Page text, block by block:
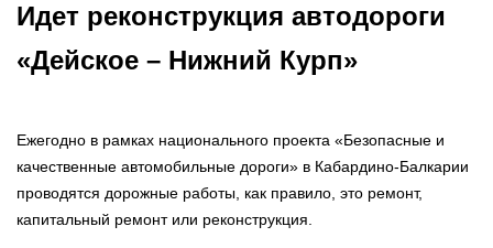
Идет реконструкция автодороги
«Дейское – Нижний Курп»
Ежегодно в рамках национального проекта «Безопасные и
качественные автомобильные дороги» в Кабардино-Балкарии
проводятся дорожные работы, как правило, это ремонт,
капитальный ремонт или реконструкция.